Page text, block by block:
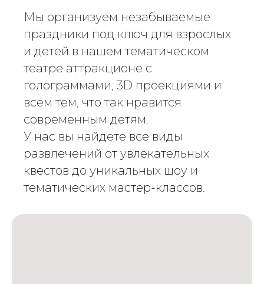
Мы организуем незабываемые
праздники под ключ для взрослых
и детей в нашем тематическом
театре аттракционе с
голограммами, 3D проекциями и
всем тем, что так нравится
современным детям.
У нас вы найдете все виды
развлечений от увлекательных
квестов до уникальных шоу и
тематических мастер-классов.